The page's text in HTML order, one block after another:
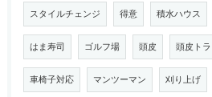
スタイルチェンジ 得意 積水ハウス
はま寿司 ゴルフ場 頭皮 頭皮ト
車椅子対応 マンツーマン 刈り上げ